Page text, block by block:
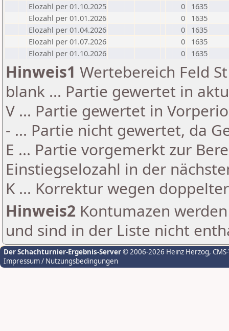
Elozahl per 01.10.2025
0
1635
Elozahl per 01.01.2026
0
1635
Elozahl per 01.04.2026
0
1635
Elozahl per 01.07.2026
0
1635
Elozahl per 01.10.2026
0 1635
Hinweis1 Wertebereich Feld
blank ... Partie gewertet in
V ... Partie gewertet in
- ... Partie nicht gewertet, da
E ... Partie vorgemerkt zur
Einstiegselozahl in der
K ... Korrektur wegen
Hinweis2 Kontumazen
und sind in der Liste nicht
Der Schachturnier-Ergebnis-Server© 2006-2026 Heinz Herzog,
Impressum / Nutzungsbedingungen